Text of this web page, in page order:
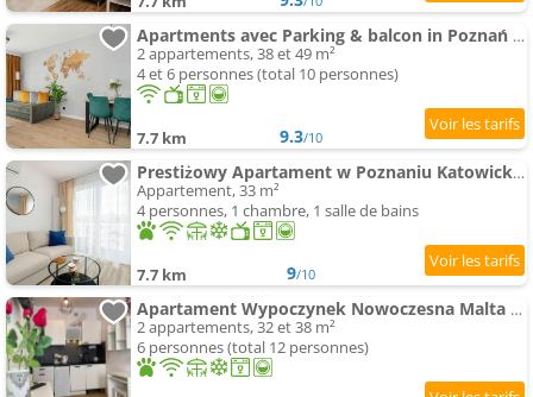
Apartments avec Parking & balcon in Poznań by Noclegi Renters
2 appartements, 38 et 49 m²
4 et 6 personnes (total 10 personnes)
7.7 km 9.3/10
Prestiżowy Apartament w Poznaniu Katowicka 2B i Parking w Garażu by Noclegi Renters
Appartement, 33 m²
4 personnes, 1 chambre, 1 salle de bains
7.7 km 9/10
Apartament Wypoczynek Nowoczesna Malta Parking GoldAir
2 appartements, 32 et 38 m²
6 personnes (total 12 personnes)